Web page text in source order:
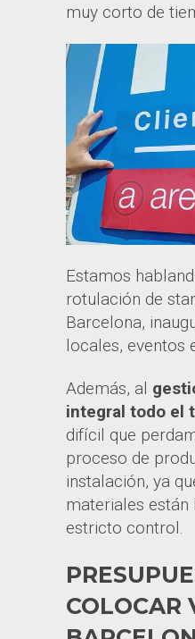
muy corto de
Estamos
rotulación de
Barcelona,
locales, eventos
Además, al
integral todo el
difícil que
proceso de
instalación, ya
materiales están
estricto control.
COLOCAR